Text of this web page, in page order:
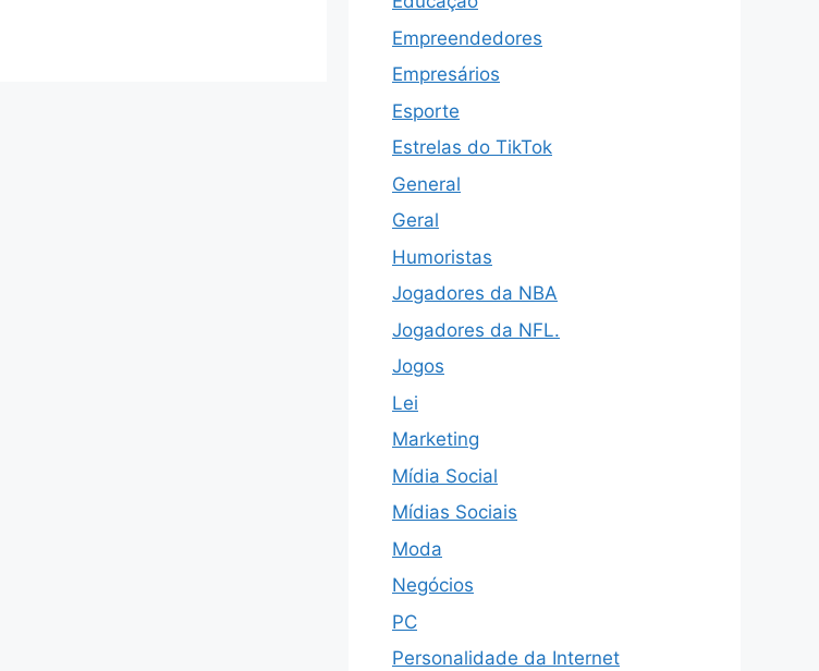
Empreendedores
Empresários
Esporte
Estrelas do TikTok
General
Geral
Humoristas
Jogadores da NBA
Jogadores da NFL.
Jogos
Lei
Marketing
Mídia Social
Mídias Sociais
Moda
Negócios
PC
Personalidade da Internet